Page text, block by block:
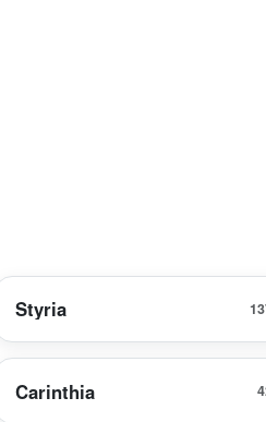
Styria
Carinthia